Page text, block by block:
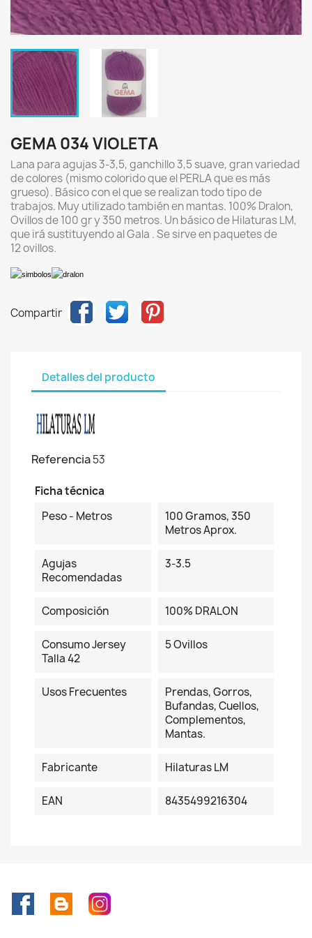
GEMA 034 VIOLETA
Lana para agujas 3-3,5, ganchillo 3,5 suave, gran variedad
de colores (mismo colorido que el PERLA que es más
grueso). Básico con el que se realizan todo tipo de
trabajos. Muy utilizado también en mantas. 100% Dralon,
Ovillos de 100 gr y 350 metros. Un básico de Hilaturas LM,
que irá sustituyendo al Gala . Se sirve en paquetes de
12 ovillos.
Compartir
Detalles del producto
Referencia53
Ficha técnica
Peso - Metros
100 Gramos, 350
Metros Aprox.
Agujas
Recomendadas
3-3.5
Composición 100% DRALON
Consumo Jersey
Talla 42
5 Ovillos
Usos Frecuentes
Prendas, Gorros,
Bufandas, Cuellos,
Complementos,
Mantas.
Fabricante Hilaturas LM
EAN 8435499216304
FacebookRss Instagram